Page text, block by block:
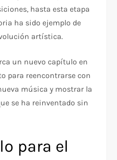
hasta esta etapa
ha sido ejemplo de
artística.
un nuevo capítulo en
para reencontrarse con
música y mostrar la
se ha reinventado sin
para el